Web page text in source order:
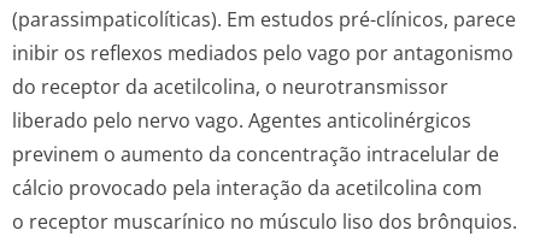
(parassimpati­colíticas). Em estudos pré-clínicos, parece
inibir os reflexos mediados pelo vago por antagonismo
do receptor da acetilcolina, o neurotransmissor
liberado pelo nervo vago. Agentes anticolinérgicos
previnem o aumento da concentração intracelular de
cálcio provocado pela interação da acetilcolina com
o receptor muscarínico no músculo liso dos brônquios.